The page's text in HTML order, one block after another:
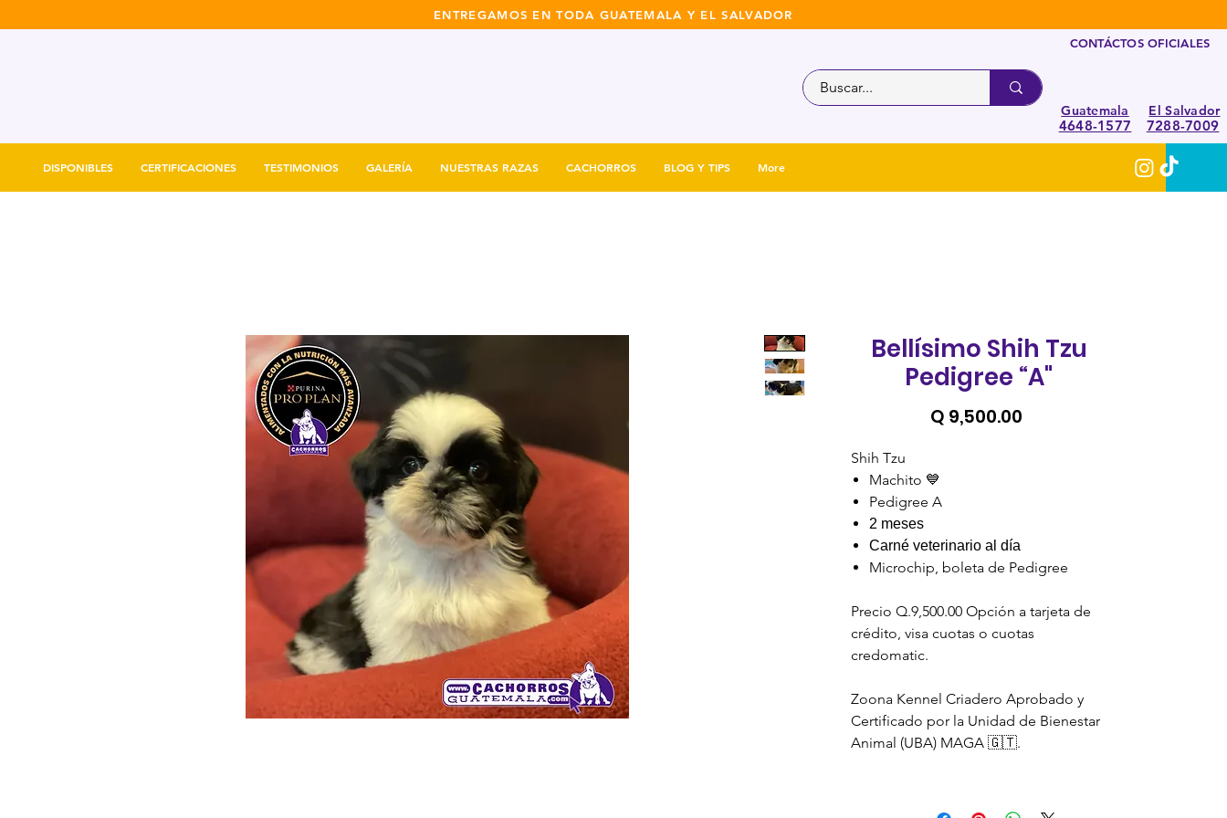
ENTREGAMOS EN TODA GUATEMALA Y EL SALVADOR
CONTÁCTOS OFICIALES
Guatemala El Salvador
4648-1577 7288-7009
DISPONIBLES CERTIFICACIONES TESTIMONIOS GALERÍA NUESTRAS RAZAS CACHORROS BLOG Y TIPS More
Bellísimo Shih Tzu
Pedigree “A"
Q 9,500.00
Shih Tzu
Machito 💙
Pedigree A
2 meses
Carné veterinario al día
Microchip, boleta de Pedigree
Precio Q.9,500.00 Opción a tarjeta de
crédito, visa cuotas o cuotas
credomatic.
Zoona Kennel Criadero Aprobado y
Certificado por la Unidad de Bienestar
Animal (UBA) MAGA 🇬🇹.